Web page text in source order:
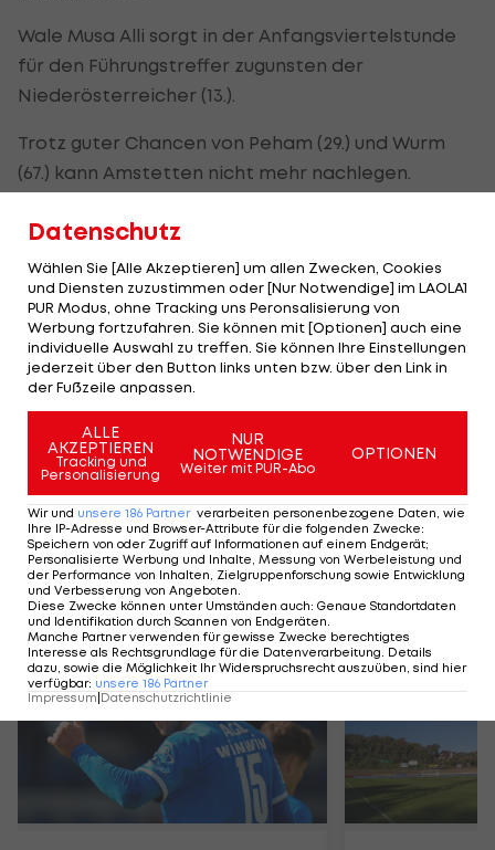
Wale Musa Alli sorgt in der Anfangsviertelstunde
für den Führungstreffer zugunsten der
Niederösterreicher (13.).
Trotz guter Chancen von Peham (29.) und Wurm
(67.) kann Amstetten nicht mehr nachlegen.
Lichtenberger, der den Ball nur noch einschieben
muss - Ausgleich (86.)!
Amstetten belegt durch das Unentschieden Rang
sieben, Lafnitz liegt zwei Plätze dahinter auf Rang
neun.
Der legendäre Durchmarsch des FC
Wacker Tirol I #Zwarakonferenz History
Zwarakonferenz
Christopher Knett
Mehr zum Thema
Datenschutz
Wählen Sie [Alle Akzeptieren] um allen Zwecken, Cookies
und Diensten zuzustimmen oder [Nur Notwendige] im LAOLA1
PUR Modus, ohne Tracking uns Peronsalisierung von
Werbung fortzufahren. Sie können mit [Optionen] auch eine
individuelle Auswahl zu treffen. Sie können Ihre Einstellungen
jederzeit über den Button links unten bzw. über den Link in
der Fußzeile anpassen.
ALLE
AKZEPTIEREN
Tracking und
Personalisierung
NUR
NOTWENDIGE
Weiter mit PUR-Abo
OPTIONEN
Wir und unsere 186 Partner verarbeiten personenbezogene Daten, wie
Ihre IP-Adresse und Browser-Attribute für die folgenden Zwecke:
Speichern von oder Zugriff auf Informationen auf einem Endgerät;
Personalisierte Werbung und Inhalte, Messung von Werbeleistung und
der Performance von Inhalten, Zielgruppenforschung sowie Entwicklung
und Verbesserung von Angeboten.
Diese Zwecke können unter Umständen auch: Genaue Standortdaten
und Identifikation durch Scannen von Endgeräten.
Manche Partner verwenden für gewisse Zwecke berechtigtes
Interesse als Rechtsgrundlage für die Datenverarbeitung. Details
dazu, sowie die Möglichkeit Ihr Widerspruchsrecht auszuüben, sind hier
verfügbar: unsere 186 Partner
Impressum Datenschutzrichtlinie